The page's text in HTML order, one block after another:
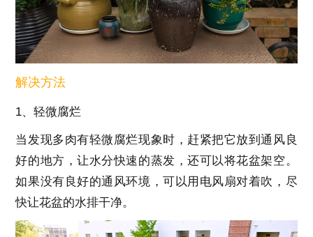
解决方法
1、轻微腐烂
当发现多肉有轻微腐烂现象时，赶紧把它放到通风良
好的地方，让水分快速的蒸发，还可以将花盆架空。
如果没有良好的通风环境，可以用电风扇对着吹，尽
快让花盆的水排干净。